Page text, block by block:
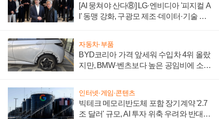
[AI 뭉쳐야 산다⑧] LG·엔비디아 '피지컬 A
I' 동맹 강화, 구광모 제조·데이터·기술 결
자동차·부품
BYD코리아 가격 앞세워 수입차 4위 올랐
지만, BMW·벤츠보다 높은 공임비에 소비
인터넷·게임·콘텐츠
빅테크 메모리반도체 포함 장기계약 '2.7
조 달러' 규모, AI 투자 위축 우려와 반대